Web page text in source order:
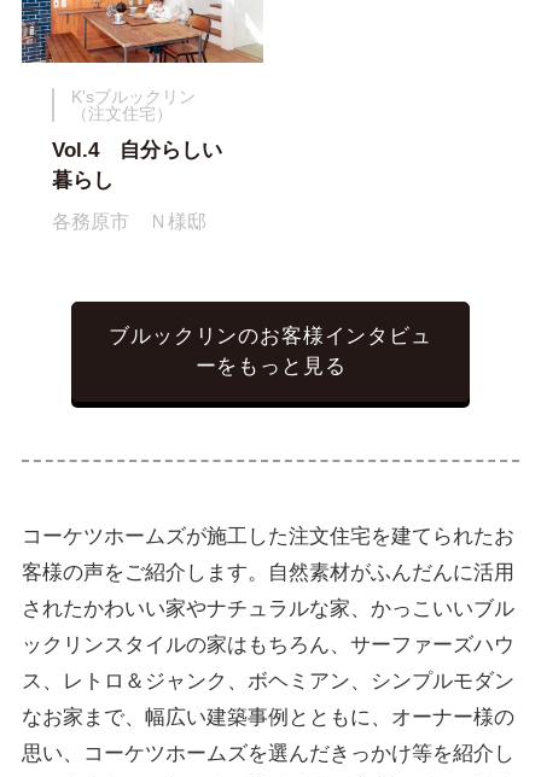
K'sブルックリン
（注文住宅）
Vol.4 自分らしい
暮らし
各務原市 Ｎ様邸
ブルックリンのお客様インタビュ
ーをもっと見る
コーケツホームズが施工した注文住宅を建てられたお
客様の声をご紹介します。自然素材がふんだんに活用
されたかわいい家やナチュラルな家、かっこいいブル
ックリンスタイルの家はもちろん、サーファーズハウ
ス、レトロ＆ジャンク、ボヘミアン、シンプルモダン
なお家まで、幅広い建築事例とともに、オーナー様の
思い、コーケツホームズを選んだきっかけ等を紹介し